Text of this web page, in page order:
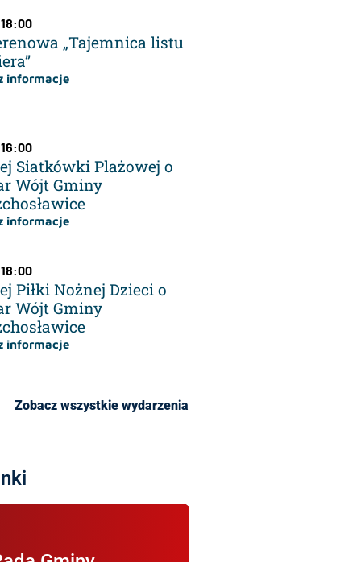
„Tajemnica listu
informacje
Siatkówki Plażowej o
Wójt Gminy
informacje
Piłki Nożnej Dzieci o
Wójt Gminy
informacje
Zobacz wszystkie wydarzenia